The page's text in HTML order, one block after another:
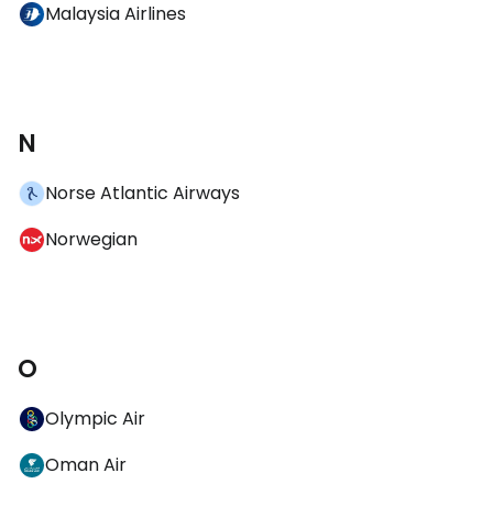
Malaysia Airlines
N
Norse Atlantic Airways
Norwegian
O
Olympic Air
Oman Air